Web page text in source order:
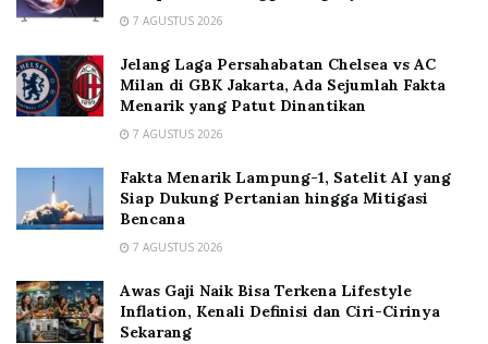
7 AGUSTUS 2026
Jelang Laga Persahabatan Chelsea vs AC
Milan di GBK Jakarta, Ada Sejumlah Fakta
Menarik yang Patut Dinantikan
7 AGUSTUS 2026
Fakta Menarik Lampung-1, Satelit AI yang
Siap Dukung Pertanian hingga Mitigasi
Bencana
7 AGUSTUS 2026
Awas Gaji Naik Bisa Terkena Lifestyle
Inflation, Kenali Definisi dan Ciri-Cirinya
Sekarang